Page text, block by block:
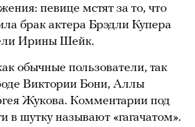
певице мстят за то, что
брак актера Брэдли Купера
Ирины Шейк.
обычные пользователи, так
Виктории Бони, Аллы
Жукова. Комментарии под
в шутку называют «гагачатом».